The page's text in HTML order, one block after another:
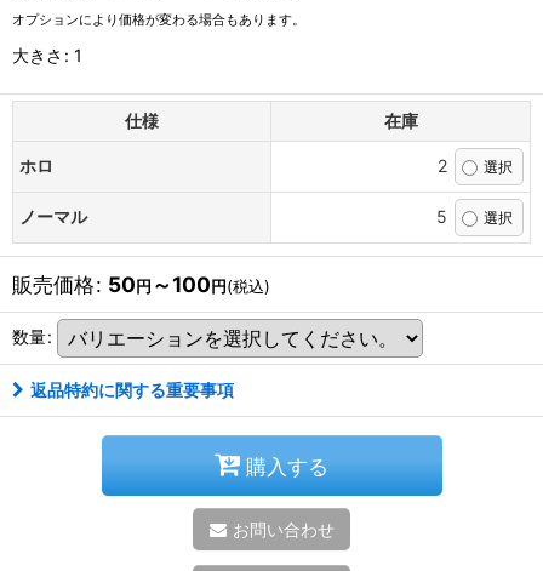
オプションにより価格が変わる場合もあります。
大きさ : 1
仕様 在庫
ホロ 2
ノーマル 5
販売価格: 50円 ～100円(税込)
数量:
返品特約に関する重要事項
購入する
お問い合わせ